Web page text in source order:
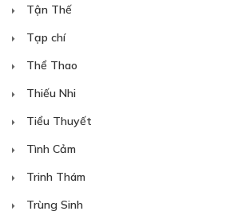
Tận Thế
Tạp chí
Thể Thao
Thiếu Nhi
Tiểu Thuyết
Tình Cảm
Trinh Thám
Trùng Sinh